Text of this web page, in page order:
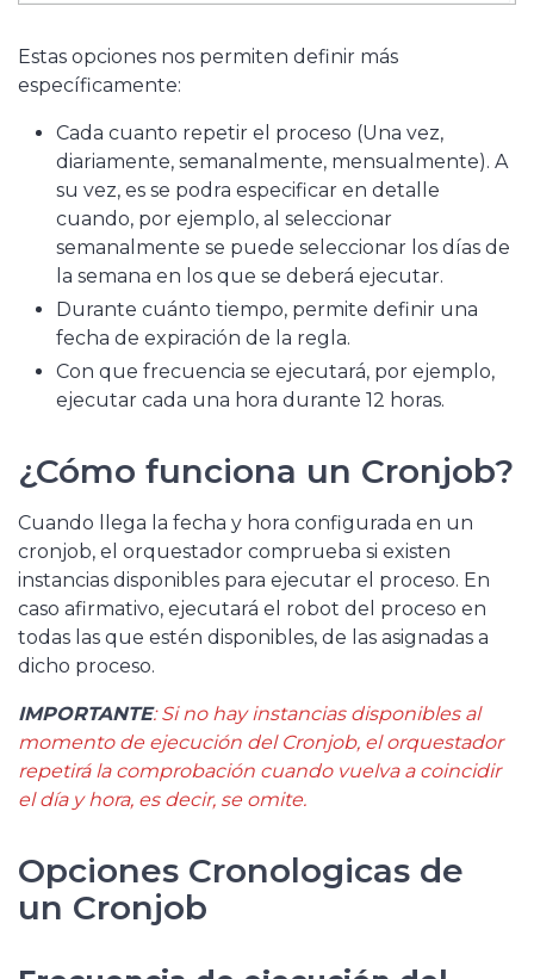
Estas opciones nos permiten definir más
específicamente:
Cada cuanto repetir el proceso (Una vez,
diariamente, semanalmente, mensualmente). A
su vez, es se podra especificar en detalle
cuando, por ejemplo, al seleccionar
semanalmente se puede seleccionar los días de
la semana en los que se deberá ejecutar.
Durante cuánto tiempo, permite definir una
fecha de expiración de la regla.
Con que frecuencia se ejecutará, por ejemplo,
ejecutar cada una hora durante 12 horas.
¿Cómo funciona un Cronjob?
Cuando llega la fecha y hora configurada en un
cronjob, el orquestador comprueba si existen
instancias disponibles para ejecutar el proceso. En
caso afirmativo, ejecutará el robot del proceso en
todas las que estén disponibles, de las asignadas a
dicho proceso.
IMPORTANTE: Si no hay instancias disponibles al
momento de ejecución del Cronjob, el orquestador
repetirá la comprobación cuando vuelva a coincidir
el día y hora, es decir, se omite.
Opciones Cronologicas de
un Cronjob